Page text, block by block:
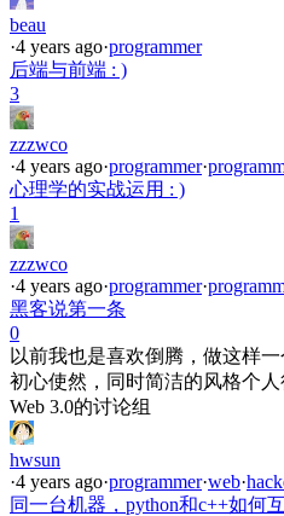
beau
·4 years ago·programmer
后端与前端 : )
3
zzzwco
·4 years ago·programmer·
心理学的实战运用 : )
1
zzzwco
·4 years ago·programmer·
黑客说第一条
0
以前我也是喜欢倒腾，做这样
初心使然，同时简洁的风格个
Web 3.0的讨论组
hwsun
·4 years ago·programmer·web·
同一台机器，python和c++如何